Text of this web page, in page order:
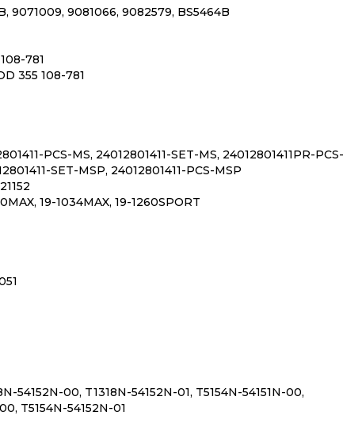
9071009, 9081066, 9082579, BS5464B
781
355 108-781
PCS-MS, 24012801411-SET-MS, 24012801411PR-PCS-
SET-MSP, 24012801411-PCS-MSP
19-1034MAX, 19-1260SPORT
54152N-00, T1318N-54152N-01, T5154N-54151N-00,
T5154N-54152N-01